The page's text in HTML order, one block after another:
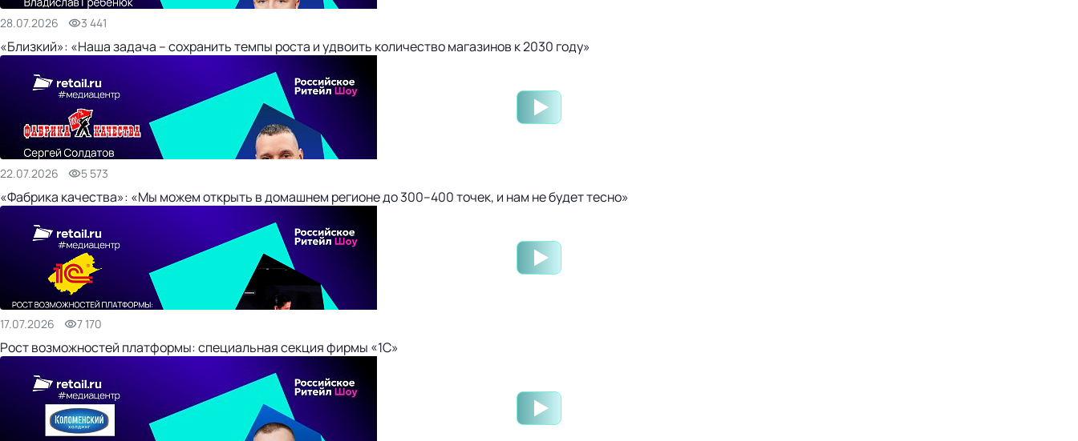
28.07.2026 3 441
«Близкий»: «Наша задача – сохранить темпы роста и удвоить количество магазинов к 2030 году»
22.07.2026 5 573
«Фабрика качества»: «Мы можем открыть в домашнем регионе до 300–400 точек, и нам не будет тесно»
17.07.2026 7 170
Рост возможностей платформы: специальная секция фирмы «1С»